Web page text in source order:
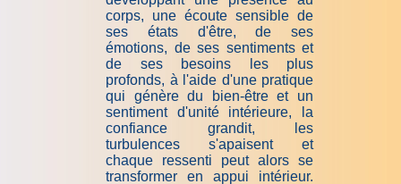
corps, une écoute sensible de
ses états d'être, de ses
émotions, de ses sentiments et
de ses besoins les plus
profonds, à l'aide d'une pratique
qui génère du bien-être et un
sentiment d'unité intérieure, la
confiance grandit, les
turbulences s'apaisent et
chaque ressenti peut alors se
transformer en appui intérieur.